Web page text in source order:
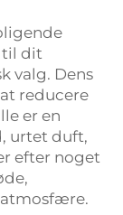
til dit
valg. Dens
reducere
er en
urtet duft,
efter noget